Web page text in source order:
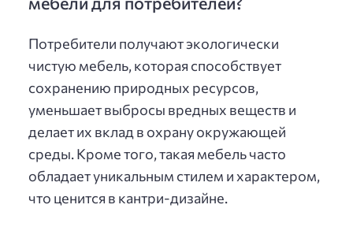
Потребители получают экологически
чистую мебель, которая способствует
сохранению природных ресурсов,
уменьшает выбросы вредных веществ и
делает их вклад в охрану окружающей
среды. Кроме того, такая мебель часто
обладает уникальным стилем и характером,
что ценится в кантри-дизайне.